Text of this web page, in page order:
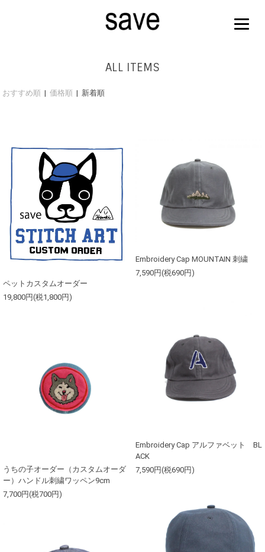
ALL ITEMS
おすすめ順 |価格順 | 新着順
ペットカスタムオーダー
19,800円(税1,800円)
Embroidery Cap MOUNTAIN 刺繍
7,590円(税690円)
Embroidery Cap アルファベット BL
ACK
7,590円(税690円)
うちの子オーダー（カスタムオーダ
ー）ハンドル刺繍ワッペン9cm
7,700円(税700円)